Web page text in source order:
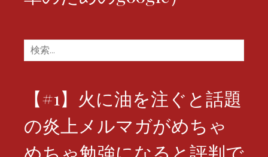
検
索:
【#1】火に油を注ぐと話題
の炎上メルマガがめちゃ